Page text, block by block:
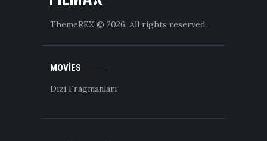
ThemeREX © 2026. All rights reserved.
MOVIES
Dizi Fragmanları